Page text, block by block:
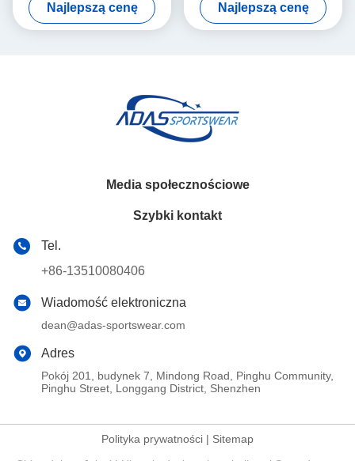
usługi OEM, niestandardowe
sublimacyjne drukowanie
Najlepszą cenę
100% poliester z kolorem
bocznym, nowoczesne i
Najlepszą cenę
Media społecznościowe
Szybki kontakt
Tel.
+86-13510080406
Wiadomość elektroniczna
dean@adas-sportswear.com
Adres
Pokój 201, budynek 7, Mindong Road, Pinghu Community,
Pinghu Street, Longgang District, Shenzhen
Polityka prywatności | Sitemap